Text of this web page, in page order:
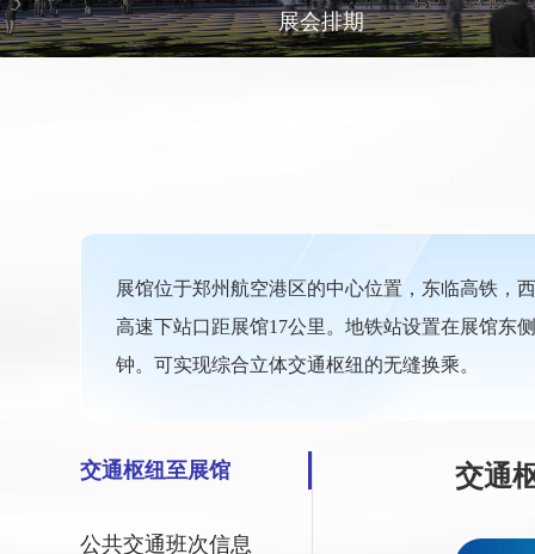
展会排期
展馆位于郑州航空港区的中心位置，东临高铁，
高速下站口距展馆17公里。地铁站设置在展馆东
钟。可实现综合立体交通枢纽的无缝换乘。
交通枢纽至展馆
公共交通班次信息
交通